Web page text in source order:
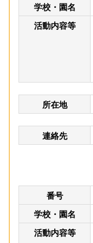
学校・園名
活動内容等
所在地
連絡先
番号
学校・園名
活動内容等